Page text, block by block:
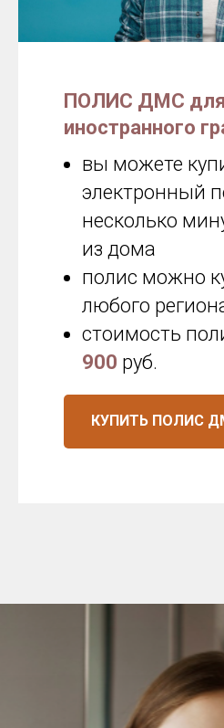
ПОЛИС ДМС для
иностранного
вы можете
электронный
несколько
из дома
полис можно
любого
стоимость
900 руб.
КУПИТЬ ПОЛИС